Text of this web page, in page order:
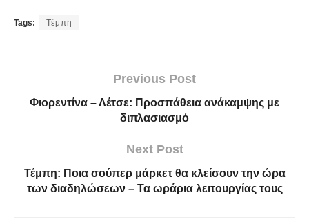
Tags: Τέμπη
Previous Post
Φιορεντίνα – Λέτσε: Προσπάθεια ανάκαμψης με
διπλασιασμό
Next Post
Τέμπη: Ποια σούπερ μάρκετ θα κλείσουν την ώρα
των διαδηλώσεων – Τα ωράρια λειτουργίας τους